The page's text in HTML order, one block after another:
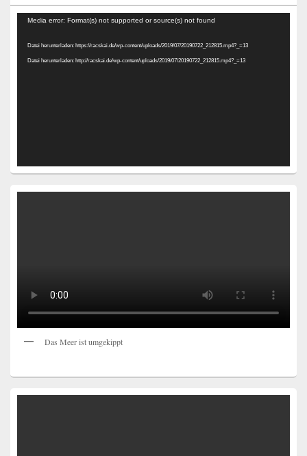
Video-
Media error: Format(s) not supported or source(s) not found
Datei herunterladen: https://racskai.de/wp-content/uploads/2019/07/20190722_212815.mp4?_=13
Datei herunterladen: http://racskai.de/wp-content/uploads/2019/07/20190722_212815.mp4?_=13
Das Meer ist umgekippt